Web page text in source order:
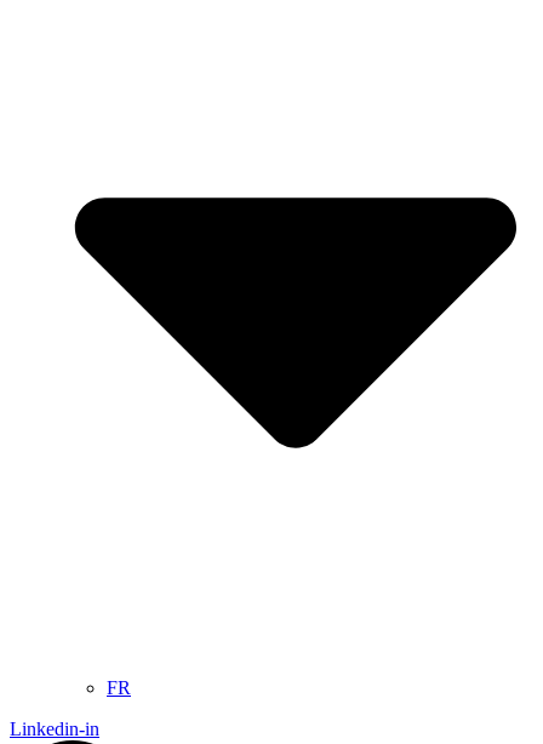
FR
Linkedin-in